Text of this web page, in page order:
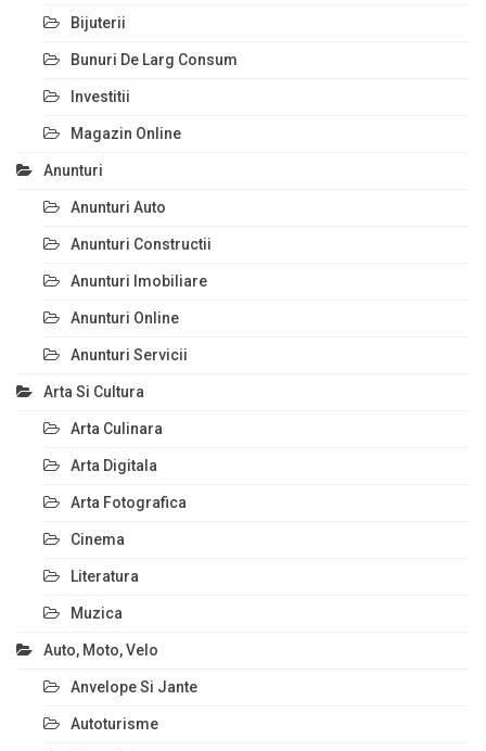
Bijuterii
Bunuri De Larg Consum
Investitii
Magazin Online
Anunturi
Anunturi Auto
Anunturi Constructii
Anunturi Imobiliare
Anunturi Online
Anunturi Servicii
Arta Si Cultura
Arta Culinara
Arta Digitala
Arta Fotografica
Cinema
Literatura
Muzica
Auto, Moto, Velo
Anvelope Si Jante
Autoturisme